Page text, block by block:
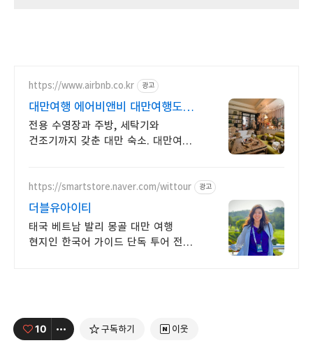
https://www.airbnb.co.kr 광고
대만여행 에어비앤비 대만여행도
우리집처럼
전용 수영장과 주방, 세탁기와
건조기까지 갖춘 대만 숙소. 대만여행.
만나보세요.
https://smartstore.naver.com/wittour 광고
더블유아이티
태국 베트남 발리 몽골 대만 여행
현지인 한국어 가이드 단독 투어 전문
10 구독하기 이웃